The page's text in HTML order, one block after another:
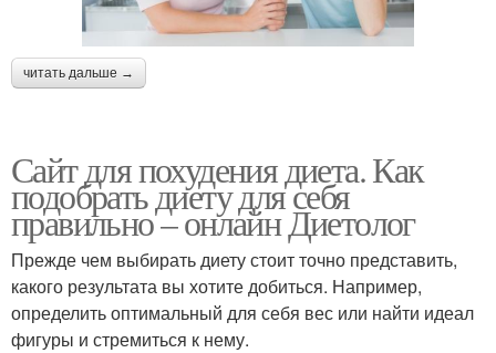
читать дальше →
Сайт для похудения диета. Как
подобрать диету для себя
правильно – онлайн Диетолог
Прежде чем выбирать диету стоит точно представить,
какого результата вы хотите добиться. Например,
определить оптимальный для себя вес или найти идеал
фигуры и стремиться к нему.